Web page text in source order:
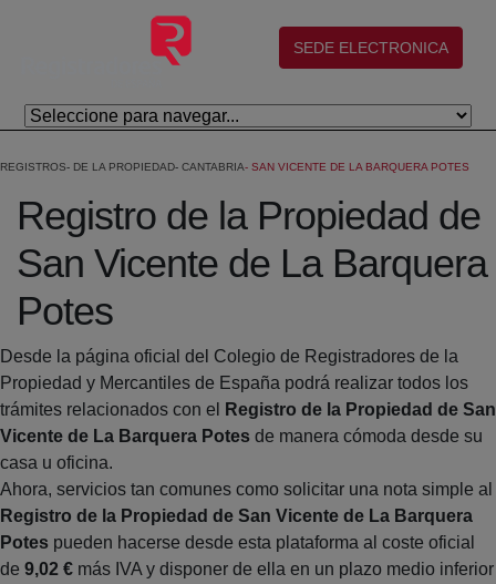
Skip to Main Content
(abre en nueva ventana)
SEDE ELECTRONICA
REGISTROS DE LA PROPIEDAD CANTABRIA SAN VICENTE DE LA BARQUERA POTES
Registro de la Propiedad de
San Vicente de La Barquera
Potes
Desde la página oficial del Colegio de Registradores de la
Propiedad y Mercantiles de España podrá realizar todos los
trámites relacionados con el
Registro de la Propiedad de San
Vicente de La Barquera Potes de manera cómoda desde su
casa u oficina.
Ahora, servicios tan comunes como solicitar una nota simple al
Registro de la Propiedad de San Vicente de La Barquera
Potes pueden hacerse desde esta plataforma al coste oficial
de 9,02 € más IVA y disponer de ella en un plazo medio inferior